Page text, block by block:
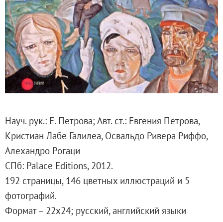
Русское искусство второй половины
Русское народное искусство XVII-XXI
Будущие выставки
Выездные выставки
Садко
Михаил Нестеров
Архив выставок
Эпоха Императора Александра III и её
Архип Куинджи. Иллюзия света
Русская традиция
Наш авангард
Фёдор Васильев. К 175-летию со дня
Посетителям
Справочная информация
Науч. рук.: Е. Петрова; Авт. ст.: Евгения Петрова,
Кристиан Лабе Галилеа, Освальдо Ривера Риффо,
Алехандро Рогаци
СПб: Palace Editions, 2012.
192 страницы, 146 цветных иллюстраций и 5
фотографий.
Формат – 22x24; русский, английский языки